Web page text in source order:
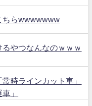
ちらwwwwwww
やつなんなのｗｗｗ
時ラインカット車」
」